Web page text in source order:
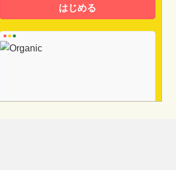
はじめる